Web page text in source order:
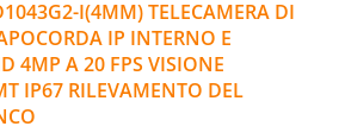
I(4MM) TELECAMERA DI
IP INTERNO E
4MP A 20 FPS VISIONE
IP67 RILEVAMENTO DEL